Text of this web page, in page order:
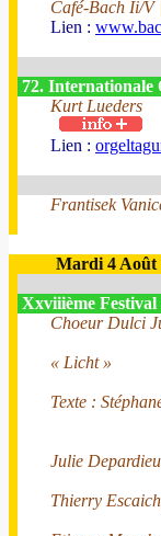
Café-Bach Ii/V
Lien :
72. Internationale
Kurt Lueders
Lien :
Frantisek
Mardi 4 Août
Xxviiième Festival
Choeur Dulci
« Licht »
Texte :
Julie
Thierry